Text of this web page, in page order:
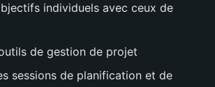
individuels avec ceux de
de gestion de projet
sessions de planification et de